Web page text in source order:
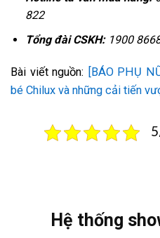
822
Tổng đài CSKH:1900
Bài viết nguồn: [BÁO PHỤ
bé Chilux và những cải tiến
Hệ thống